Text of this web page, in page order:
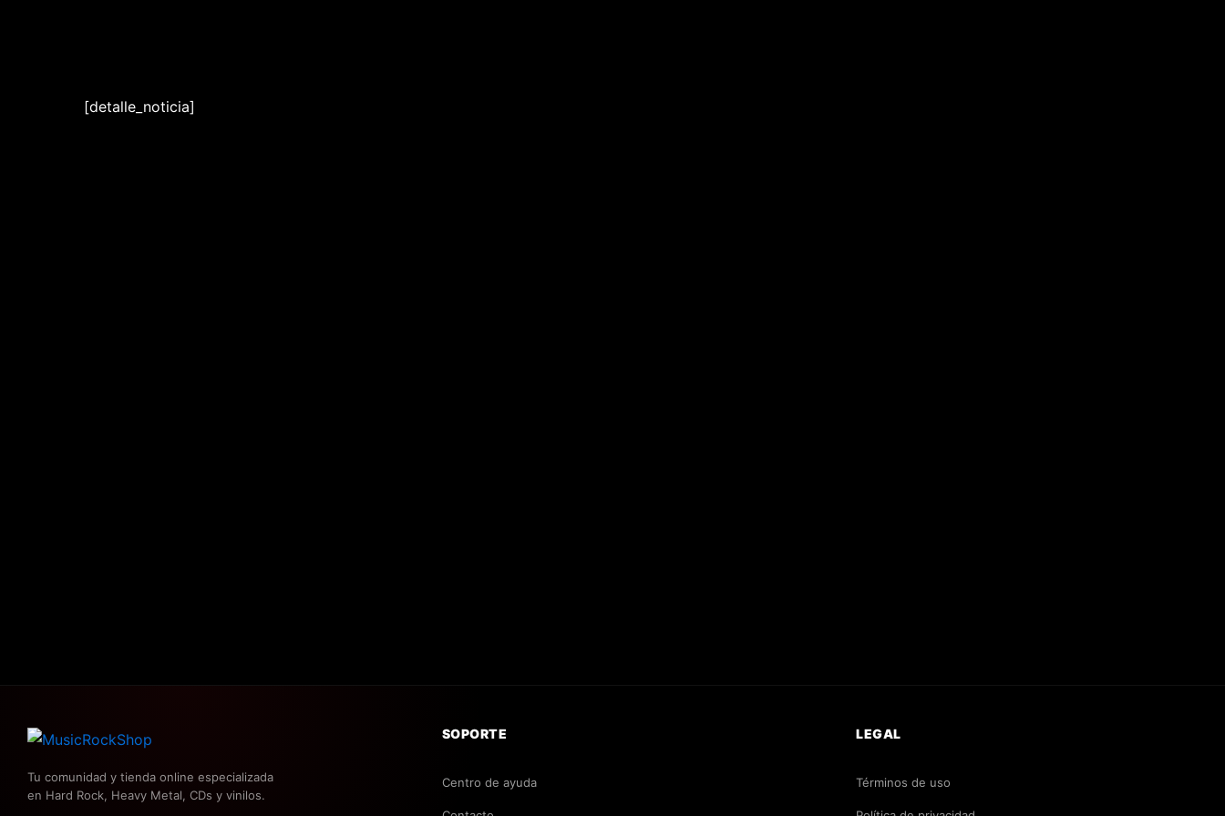
[detalle_noticia]
Tu comunidad y tienda online especializada
en Hard Rock, Heavy Metal, CDs y vinilos.
SOPORTE
Centro de ayuda
LEGAL
Términos de uso